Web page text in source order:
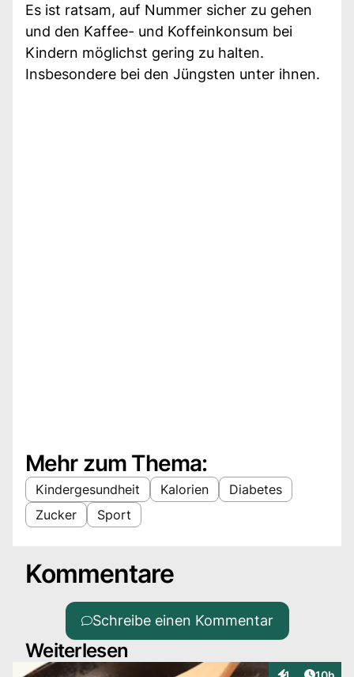
Es ist ratsam, auf Nummer sicher zu gehen
und den Kaffee- und Koffeinkonsum bei
Kindern möglichst gering zu halten.
Insbesondere bei den Jüngsten unter ihnen.
Mehr zum Thema:
Kindergesundheit Kalorien
Diabetes
Zucker
Sport
Kommentare
Schreibe einen Kommentar
Weiterlesen
Artikel